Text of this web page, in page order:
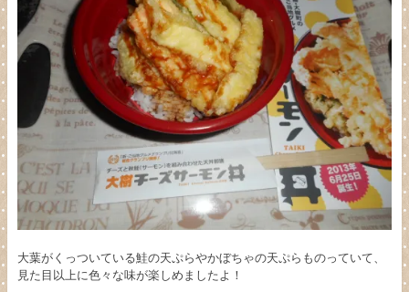
大葉がくっついている鮭の天ぷらやかぼちゃの天ぷらものっていて、
見た目以上に色々な味が楽しめましたよ！